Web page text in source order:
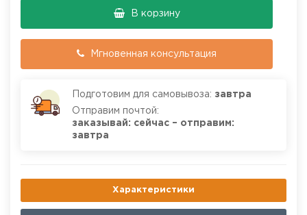
В корзину
Мгновенная консультация
Подготовим для самовывоза: завтра
Отправим почтой:
заказывай: сейчас – отправим:
завтра
Характеристики